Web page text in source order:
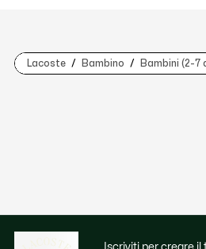
Lacoste Bambino Bambini (2-7